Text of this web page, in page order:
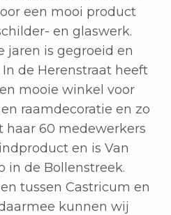
een mooi product
en glaswerk.
jaren is gegroeid en
de Herenstraat heeft
mooie winkel voor
raamdecoratie en zo
haar 60 medewerkers
en is Van
in de Bollenstreek.
tussen Castricum en
kunnen wij